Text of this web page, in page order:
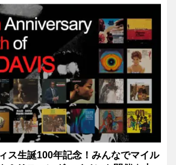
ス生誕100年記念！みんなでマイル